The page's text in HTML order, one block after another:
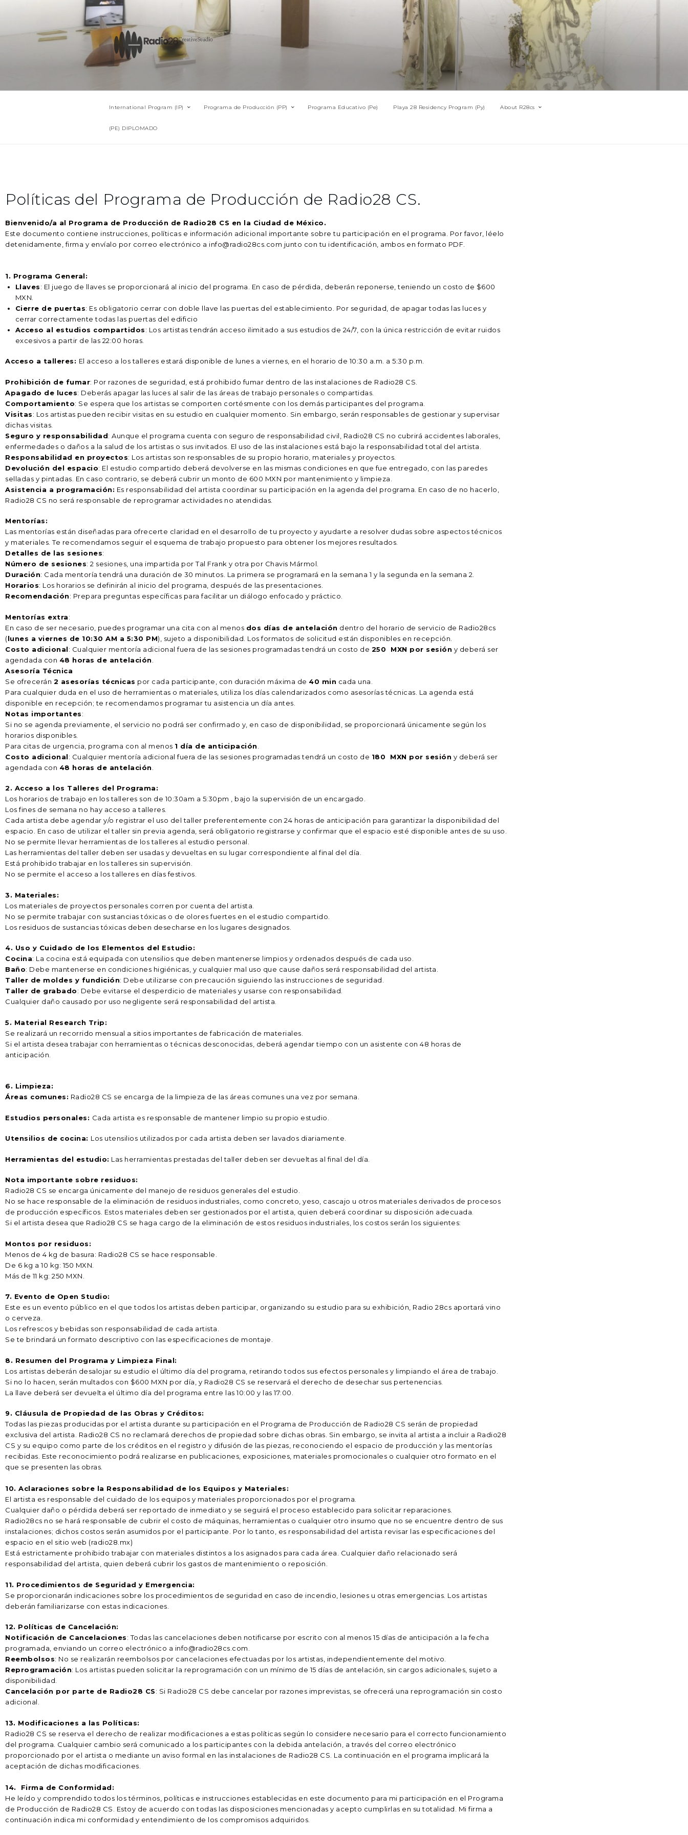
International Program (IP) Programa de Producción (PP) Programa Educativo (Pe) Playa 28 Residency Program (Py) About R28cs
(PE) DIPLOMADO
Políticas del Programa de Producción de Radio28 CS.
Bienvenido/a al Programa de Producción de Radio28 CS en la Ciudad de México.
Este documento contiene instrucciones, políticas e información adicional importante sobre tu participación en el programa. Por favor, léelo
detenidamente, firma y envíalo por correo electrónico a info@radio28cs.com junto con tu identificación, ambos en formato PDF.
1. Programa General:
Llaves: El juego de llaves se proporcionará al inicio del programa. En caso de pérdida, deberán reponerse, teniendo un costo de $600
MXN.
Cierre de puertas: Es obligatorio cerrar con doble llave las puertas del establecimiento. Por seguridad, de apagar todas las luces y
cerrar correctamente todas las puertas del edificio
Acceso al estudios compartidos: Los artistas tendrán acceso ilimitado a sus estudios de 24/7, con la única restricción de evitar ruidos
excesivos a partir de las 22:00 horas.
Acceso a talleres: El acceso a los talleres estará disponible de lunes a viernes, en el horario de 10:30 a.m. a 5:30 p.m.
Prohibición de fumar: Por razones de seguridad, está prohibido fumar dentro de las instalaciones de Radio28 CS.
Apagado de luces: Deberás apagar las luces al salir de las áreas de trabajo personales o compartidas.
Comportamiento: Se espera que los artistas se comporten cortésmente con los demás participantes del programa.
Visitas: Los artistas pueden recibir visitas en su estudio en cualquier momento. Sin embargo, serán responsables de gestionar y supervisar
dichas visitas.
Seguro y responsabilidad: Aunque el programa cuenta con seguro de responsabilidad civil, Radio28 CS no cubrirá accidentes laborales,
enfermedades o daños a la salud de los artistas o sus invitados. El uso de las instalaciones está bajo la responsabilidad total del artista.
Responsabilidad en proyectos: Los artistas son responsables de su propio horario, materiales y proyectos.
Devolución del espacio: El estudio compartido deberá devolverse en las mismas condiciones en que fue entregado, con las paredes
selladas y pintadas. En caso contrario, se deberá cubrir un monto de 600 MXN por mantenimiento y limpieza.
Asistencia a programación: Es responsabilidad del artista coordinar su participación en la agenda del programa. En caso de no hacerlo,
Radio28 CS no será responsable de reprogramar actividades no atendidas.
Mentorías:
Las mentorías están diseñadas para ofrecerte claridad en el desarrollo de tu proyecto y ayudarte a resolver dudas sobre aspectos técnicos
y materiales. Te recomendamos seguir el esquema de trabajo propuesto para obtener los mejores resultados.
Detalles de las sesiones:
Número de sesiones: 2 sesiones, una impartida por Tal Frank y otra por Chavis Mármol.
Duración: Cada mentoría tendrá una duración de 30 minutos. La primera se programará en la semana 1 y la segunda en la semana 2.
Horarios: Los horarios se definirán al inicio del programa, después de las presentaciones.
Recomendación: Prepara preguntas específicas para facilitar un diálogo enfocado y práctico.
Mentorías extra:
En caso de ser necesario, puedes programar una cita con al menos dos días de antelación dentro del horario de servicio de Radio28cs
(lunes a viernes de 10:30 AM a 5:30 PM), sujeto a disponibilidad. Los formatos de solicitud están disponibles en recepción.
Costo adicional: Cualquier mentoría adicional fuera de las sesiones programadas tendrá un costo de 250 MXN por sesión y deberá ser
agendada con 48 horas de antelación
Asesoría Técnica
Se ofrecerán 2 asesorías técnicas por cada participante, con duración máxima de 40 min cada una.
Para cualquier duda en el uso de herramientas o materiales, utiliza los días calendarizados como asesorías técnicas. La agenda está
disponible en recepción; te recomendamos programar tu asistencia un día antes.
Notas importantes:
Si no se agenda previamente, el servicio no podrá ser confirmado y, en caso de disponibilidad, se proporcionará únicamente según los
horarios disponibles.
Para citas de urgencia, programa con al menos 1 día de anticipación
Costo adicional: Cualquier mentoría adicional fuera de las sesiones programadas tendrá un costo de 180 MXN por sesión y deberá ser
agendada con 48 horas de antelación
2. Acceso a los Talleres del Programa:
Los horarios de trabajo en los talleres son de 10:30am a 5:30pm , bajo la supervisión de un encargado.
Los fines de semana no hay acceso a talleres.
Cada artista debe agendar y/o registrar el uso del taller preferentemente con 24 horas de anticipación para garantizar la disponibilidad del
espacio. En caso de utilizar el taller sin previa agenda, será obligatorio registrarse y confirmar que el espacio esté disponible antes de su uso.
No se permite llevar herramientas de los talleres al estudio personal.
Las herramientas del taller deben ser usadas y devueltas en su lugar correspondiente al final del día.
Está prohibido trabajar en los talleres sin supervisión.
No se permite el acceso a los talleres en días festivos.
3. Materiales:
Los materiales de proyectos personales corren por cuenta del artista.
No se permite trabajar con sustancias tóxicas o de olores fuertes en el estudio compartido.
Los residuos de sustancias tóxicas deben desecharse en los lugares designados.
4. Uso y Cuidado de los Elementos del Estudio:
Cocina: La cocina está equipada con utensilios que deben mantenerse limpios y ordenados después de cada uso.
Baño: Debe mantenerse en condiciones higiénicas, y cualquier mal uso que cause daños será responsabilidad del artista.
Taller de moldes y fundición: Debe utilizarse con precaución siguiendo las instrucciones de seguridad.
Taller de grabado: Debe evitarse el desperdicio de materiales y usarse con responsabilidad.
Cualquier daño causado por uso negligente será responsabilidad del artista.
5. Material Research Trip:
Se realizará un recorrido mensual a sitios importantes de fabricación de materiales.
Si el artista desea trabajar con herramientas o técnicas desconocidas, deberá agendar tiempo con un asistente con 48 horas de
anticipación.
6. Limpieza:
Áreas comunes: Radio28 CS se encarga de la limpieza de las áreas comunes una vez por semana.
Estudios personales: Cada artista es responsable de mantener limpio su propio estudio.
Utensilios de cocina: Los utensilios utilizados por cada artista deben ser lavados diariamente.
Herramientas del estudio: Las herramientas prestadas del taller deben ser devueltas al final del día.
Nota importante sobre residuos:
Radio28 CS se encarga únicamente del manejo de residuos generales del estudio.
No se hace responsable de la eliminación de residuos industriales, como concreto, yeso, cascajo u otros materiales derivados de procesos
de producción específicos. Estos materiales deben ser gestionados por el artista, quien deberá coordinar su disposición adecuada.
Si el artista desea que Radio28 CS se haga cargo de la eliminación de estos residuos industriales, los costos serán los siguientes:
Montos por residuos:
Menos de 4 kg de basura: Radio28 CS se hace responsable.
De 6 kg a 10 kg: 150 MXN.
Más de 11 kg: 250 MXN.
7. Evento de Open Studio:
Este es un evento público en el que todos los artistas deben participar, organizando su estudio para su exhibición, Radio 28cs aportará vino
o cerveza.
Los refrescos y bebidas son responsabilidad de cada artista.
Se te brindará un formato descriptivo con las especificaciones de montaje.
8. Resumen del Programa y Limpieza Final:
Los artistas deberán desalojar su estudio el último día del programa, retirando todos sus efectos personales y limpiando el área de trabajo.
Si no lo hacen, serán multados con $600 MXN por día, y Radio28 CS se reservará el derecho de desechar sus pertenencias.
La llave deberá ser devuelta el último día del programa entre las 10:00 y las 17:00.
9. Cláusula de Propiedad de las Obras y Créditos:
Todas las piezas producidas por el artista durante su participación en el Programa de Producción de Radio28 CS serán de propiedad
exclusiva del artista. Radio28 CS no reclamará derechos de propiedad sobre dichas obras. Sin embargo, se invita al artista a incluir a Radio28
CS y su equipo como parte de los créditos en el registro y difusión de las piezas, reconociendo el espacio de producción y las mentorías
recibidas. Este reconocimiento podrá realizarse en publicaciones, exposiciones, materiales promocionales o cualquier otro formato en el
que se presenten las obras.
10. Aclaraciones sobre la Responsabilidad de los Equipos y Materiales:
El artista es responsable del cuidado de los equipos y materiales proporcionados por el programa.
Cualquier daño o pérdida deberá ser reportado de inmediato y se seguirá el proceso establecido para solicitar reparaciones.
Radio28cs no se hará responsable de cubrir el costo de máquinas, herramientas o cualquier otro insumo que no se encuentre dentro de sus
instalaciones; dichos costos serán asumidos por el participante. Por lo tanto, es responsabilidad del artista revisar las especificaciones del
espacio en el sitio web (radio28.mx)
Está estrictamente prohibido trabajar con materiales distintos a los asignados para cada área. Cualquier daño relacionado será
responsabilidad del artista, quien deberá cubrir los gastos de mantenimiento o reposición.
11. Procedimientos de Seguridad y Emergencia:
Se proporcionarán indicaciones sobre los procedimientos de seguridad en caso de incendio, lesiones u otras emergencias. Los artistas
deberán familiarizarse con estas indicaciones.
12. Políticas de Cancelación:
Notificación de Cancelaciones: Todas las cancelaciones deben notificarse por escrito con al menos 15 días de anticipación a la fecha
programada, enviando un correo electrónico a info@radio28cs.com.
Reembolsos: No se realizarán reembolsos por cancelaciones efectuadas por los artistas, independientemente del motivo.
Reprogramación: Los artistas pueden solicitar la reprogramación con un mínimo de 15 días de antelación, sin cargos adicionales, sujeto a
disponibilidad.
Cancelación por parte de Radio28 CS: Si Radio28 CS debe cancelar por razones imprevistas, se ofrecerá una reprogramación sin costo
adicional.
13. Modificaciones a las Políticas:
Radio28 CS se reserva el derecho de realizar modificaciones a estas políticas según lo considere necesario para el correcto funcionamiento
del programa. Cualquier cambio será comunicado a los participantes con la debida antelación, a través del correo electrónico
proporcionado por el artista o mediante un aviso formal en las instalaciones de Radio28 CS. La continuación en el programa implicará la
aceptación de dichas modificaciones.
14. Firma de Conformidad:
He leído y comprendido todos los términos, políticas e instrucciones establecidas en este documento para mi participación en el Programa
de Producción de Radio28 CS. Estoy de acuerdo con todas las disposiciones mencionadas y acepto cumplirlas en su totalidad. Mi firma a
continuación indica mi conformidad y entendimiento de los compromisos adquiridos.